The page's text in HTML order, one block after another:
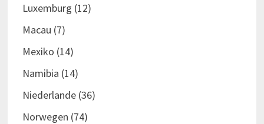
Luxemburg (12)
Macau (7)
Mexiko (14)
Namibia (14)
Niederlande(36)
Norwegen (74)